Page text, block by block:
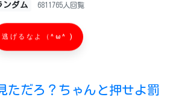
ンダム 6811765人回覧
逃げるなよ（^ω^ )
ただろ？ちゃんと押せよ罰